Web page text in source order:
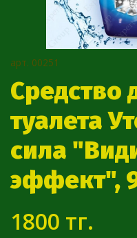
арт. 00251
Средство
туалета
сила
эффект",
1800 тг.